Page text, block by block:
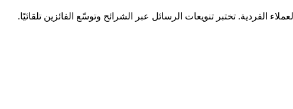
تختبر تنويعات الرسائل عبر الشرائح وتوسّع الفائزين تلقائيًا.